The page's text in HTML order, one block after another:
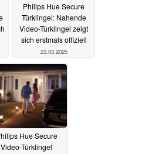
Philips Hue Secure
Türklingel: Nahende
Video-Türklingel zeigt
sich erstmals offiziell
23.03.2025
Hue Secure
Video-Türklingel